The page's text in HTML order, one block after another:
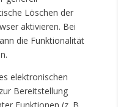
Löschen der
aktivieren. Bei
die Funktionalität
elektronischen
Bereitstellung